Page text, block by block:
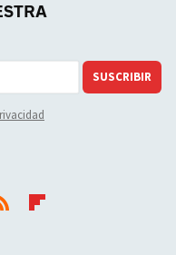
SUSCRIBIR